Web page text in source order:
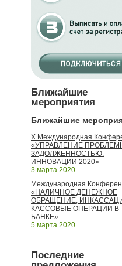
Ближайшие
мероприятия
Ближайшие
X Международная
«УПРАВЛЕНИЕ
ЗАДОЛЖЕННОСТЬЮ.
ИННОВАЦИИ 2020»
3 марта 2020
Международная
«НАЛИЧНОЕ ДЕНЕЖНОЕ
ОБРАЩЕНИЕ,
КАССОВЫЕ ОПЕРАЦИИ В
БАНКЕ»
5 марта 2020
Последние